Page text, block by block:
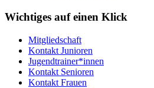
Wichtiges auf einen Klick
Mitgliedschaft
Kontakt Junioren
Jugendtrainer*innen
Kontakt Senioren
Kontakt Frauen